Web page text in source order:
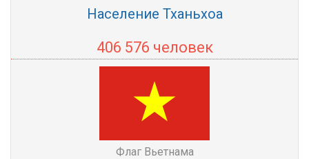
Население Тханьхоа
406 576 человек
Флаг Вьетнама